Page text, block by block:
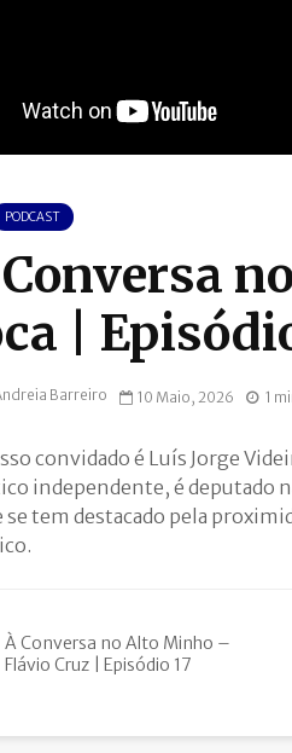
PODCAST
|
Barreiro 10 Maio, 2026 1
convidado é Luís Jorge
independente, é deputado
se tem destacado pela
À Conversa no Alto Minho –
Flávio Cruz | Episódio 17